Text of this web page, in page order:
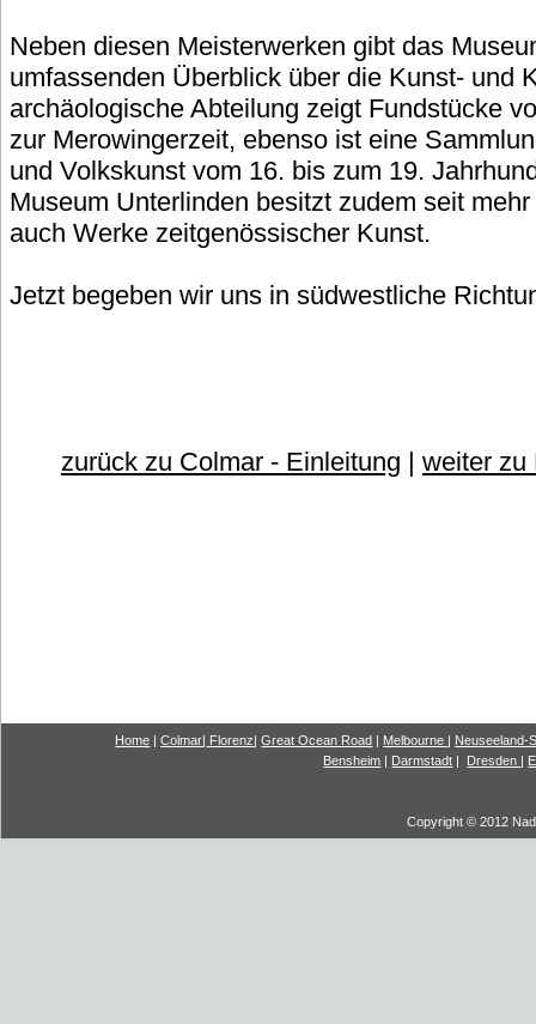
Neben diesen Meisterwerken gibt das
umfassenden Überblick über die Kunst- und
archäologische Abteilung zeigt Fundstücke
zur Merowingerzeit, ebenso ist eine
und Volkskunst vom 16. bis zum 19.
Museum Unterlinden besitzt zudem seit
auch Werke zeitgenössischer Kunst.
Jetzt begeben wir uns in südwestliche
zurück zu Colmar - Einleitung | weiter zu
Home |Colmar| Florenz|Great Ocean Road | Melbourne | Neuseeland-
Bensheim | Darmstadt | Dresden |
Copyright © 2012